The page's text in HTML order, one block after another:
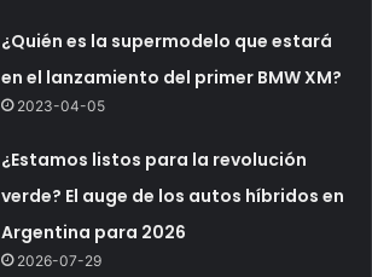
¿Quién es la supermodelo que estará
en el lanzamiento del primer BMW XM?
2023-04-05
¿Estamos listos para la revolución
verde? El auge de los autos híbridos en
Argentina para 2026
2026-07-29